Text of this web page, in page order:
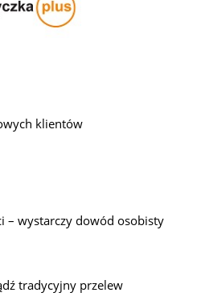
klientów
– wystarczy dowód osobisty
tradycyjny przelew